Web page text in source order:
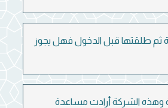
طلقتها قبل الدخول فهل يجوز
الشركة أرادت مساعدة